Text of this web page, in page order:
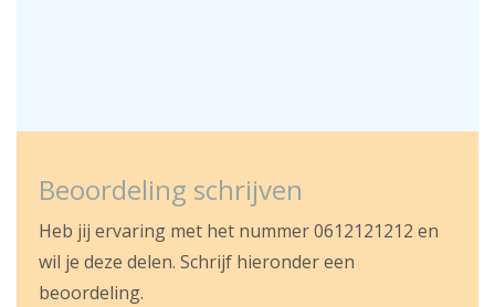
Beoordeling schrijven
Heb jij ervaring met het nummer 0612121212 en
wil je deze delen. Schrijf hieronder een
beoordeling.